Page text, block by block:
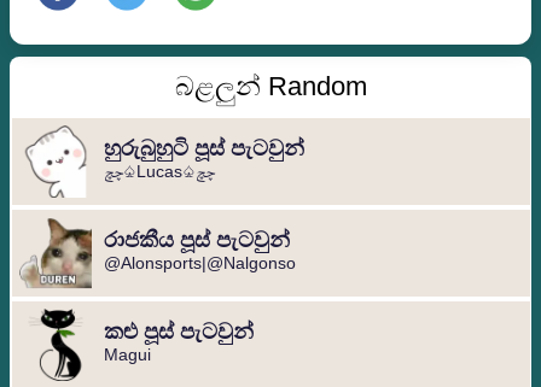
බළලුන් Random
හුරුබුහුටි පූස් පැටවුන්
چچ♤Lucas♤چچ
රාජකීය පූස් පැටවුන්
@Alonsports|@Nalgonso
කළු පූස් පැටවුන්
Magui